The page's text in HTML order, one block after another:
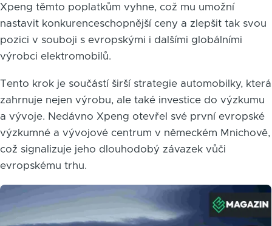
Xpeng těmto poplatkům vyhne, což mu umožní
nastavit konkurenceschopnější ceny a zlepšit tak svou
pozici v souboji s evropskými i dalšími globálními
výrobci elektromobilů.
Tento krok je součástí širší strategie automobilky, která
zahrnuje nejen výrobu, ale také investice do výzkumu
a vývoje. Nedávno Xpeng otevřel své první evropské
výzkumné a vývojové centrum v německém Mnichově,
což signalizuje jeho dlouhodobý závazek vůči
evropskému trhu.